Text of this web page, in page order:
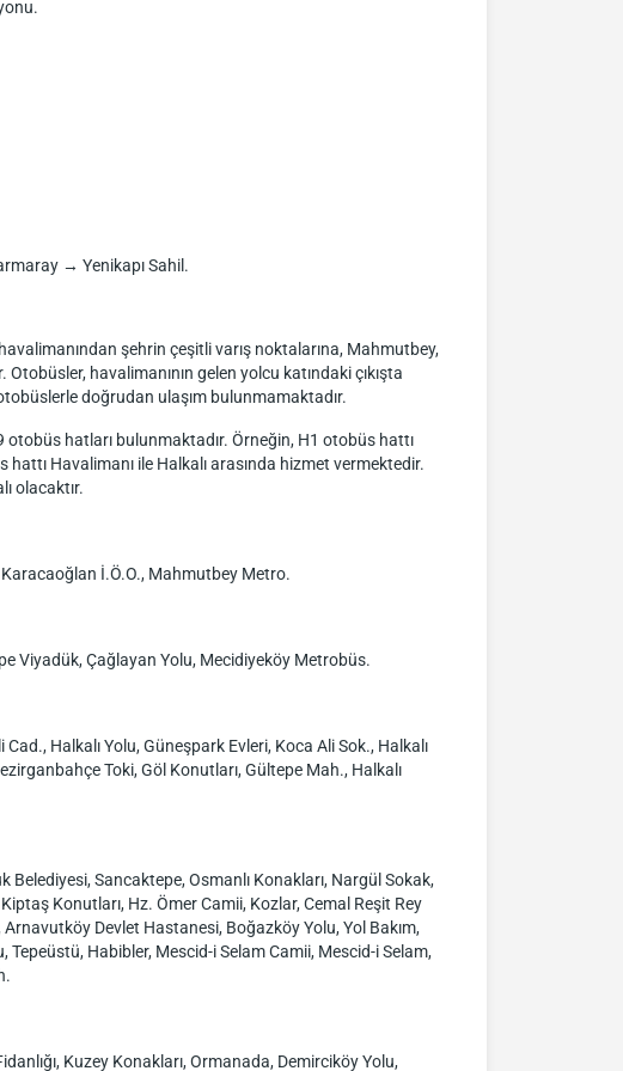
→ Yenikapı Sahil.
şehrin çeşitli varış noktalarına, Mahmutbey,
havalimanının gelen yolcu katındaki çıkışta
doğrudan ulaşım bulunmamaktadır.
hatları bulunmaktadır. Örneğin, H1 otobüs hattı
Havalimanı ile Halkalı arasında hizmet vermektedir.
olacaktır.
İ.Ö.O., Mahmutbey Metro.
Viyadük, Çağlayan Yolu, Mecidiyeköy Metrobüs.
Halkalı Yolu, Güneşpark Evleri, Koca Ali Sok., Halkalı
Toki, Göl Konutları, Gültepe Mah., Halkalı
Belediyesi, Sancaktepe, Osmanlı Konakları, Nargül Sokak,
Konutları, Hz. Ömer Camii, Kozlar, Cemal Reşit Rey
Devlet Hastanesi, Boğazköy Yolu, Yol Bakım,
Tepeüstü, Habibler, Mescid-i Selam Camii, Mescid-i Selam,
Kuzey Konakları, Ormanada, Demirciköy Yolu,